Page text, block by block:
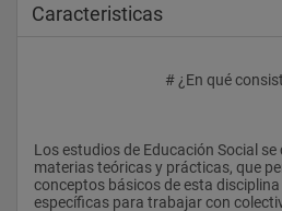
Caracteristicas
# ¿En qué
Los estudios de Educación Social
materias teóricas y prácticas, que
conceptos básicos de esta
específicas para trabajar con